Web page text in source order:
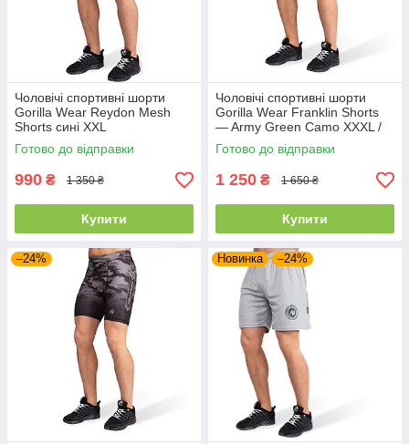
Чоловічі спортивні шорти
Gorilla Wear Reydon Mesh
Shorts сині XXL
Готово до відправки
990 ₴ 1 350 ₴
Купити
Чоловічі спортивні шорти
Gorilla Wear Franklin Shorts
— Army Green Camo XXXL /
XXL / XL
Готово до відправки
1 250 ₴ 1 650 ₴
Купити
–24% Новинка –24%